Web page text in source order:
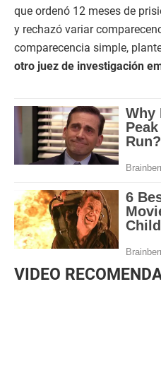
que ordenó 12 meses de
y rechazó variar
comparecencia simple,
otro juez de investigación
VIDEO